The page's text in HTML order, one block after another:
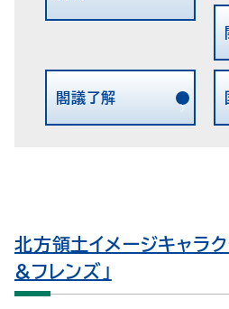
閣議了解
北方領土イメージキャラク
&フレンズ」